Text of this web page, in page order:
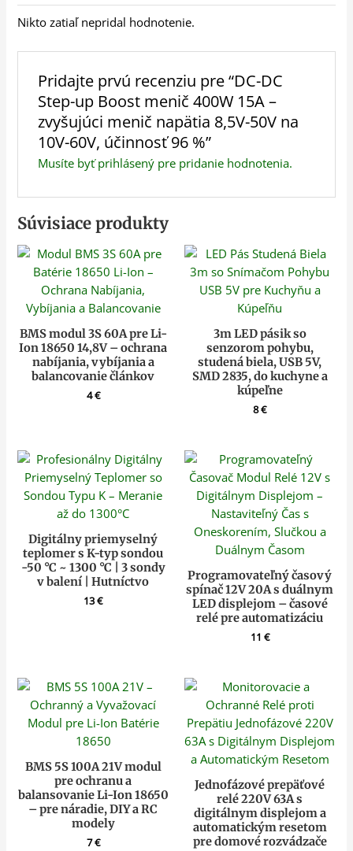
Nikto zatiaľ nepridal hodnotenie.
Pridajte prvú recenziu pre “DC-DC
Step-up Boost menič 400W 15A –
zvyšujúci menič napätia 8,5V-50V na
10V-60V, účinnosť 96 %”
Musíte byťprihlásenýpre pridanie hodnotenia.
Súvisiace produkty
BMS modul 3S 60A pre Li-
Ion 18650 14,8V – ochrana
nabíjania, vybíjania a
balancovanie článkov
4€
3m LED pásik so
senzorom pohybu,
studená biela, USB 5V,
SMD 2835, do kuchyne a
kúpeľne
8€
Digitálny priemyselný
teplomer s K-typ sondou
-50 °C ~ 1300 °C | 3 sondy
v balení | Hutníctvo
13€
Programovateľný časový
spínač 12V 20A s duálnym
LED displejom – časové
relé pre automatizáciu
11 €
BMS 5S 100A 21V modul
pre ochranu a
balansovanie Li-Ion 18650
– pre náradie, DIY a RC
modely
7€
Jednofázové prepäťové
relé 220V 63A s
digitálnym displejom a
automatickým resetom
pre domové rozvádzače